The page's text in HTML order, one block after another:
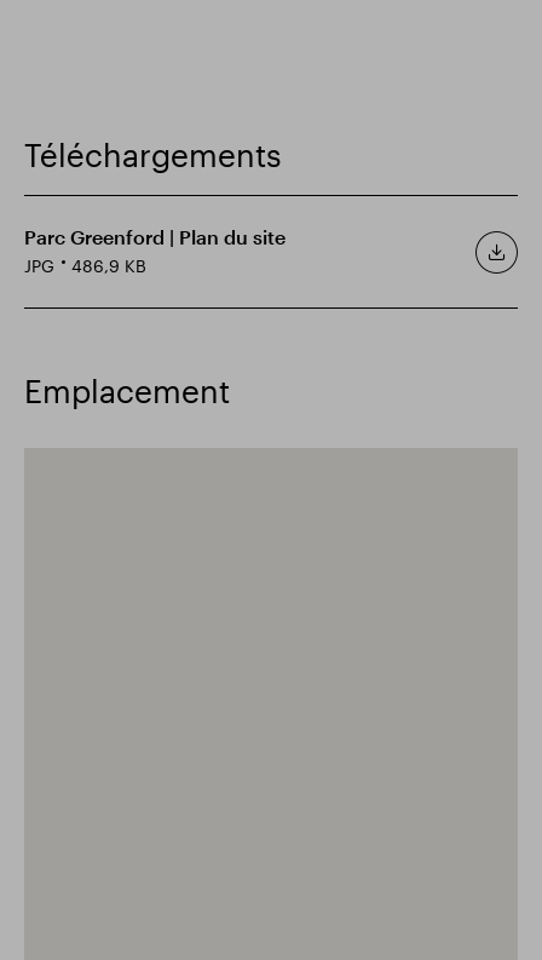
Téléchargements
Parc Greenford | Plan du site
JPG 486,9 KB
Emplacement